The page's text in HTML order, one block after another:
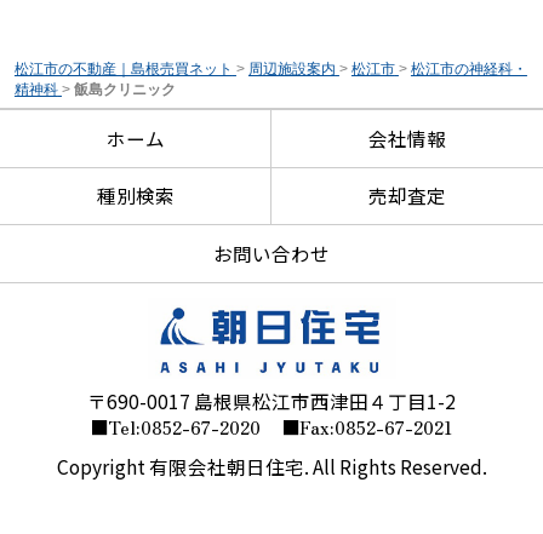
松江市の不動産｜島根売買ネット > 周辺施設案内 > 松江市 > 松江市の神経科・
精神科 > 飯島クリニック
ホーム 会社情報
種別検索 売却査定
お問い合わせ
〒690-0017 島根県松江市西津田４丁目1-2
■Tel:0852-67-2020 ■Fax:0852-67-2021
Copyright 有限会社朝日住宅. All Rights Reserved.